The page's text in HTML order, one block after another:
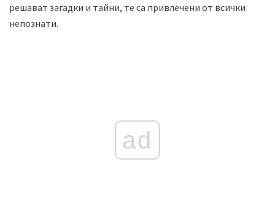
решават загадки и тайни, те са привлечени от всички
непознати.
ad